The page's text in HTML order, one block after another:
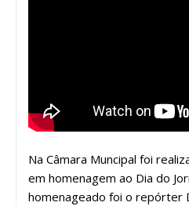
Na Câmara Muncipal foi
em homenagem ao Dia do
homenageado foi o repórter